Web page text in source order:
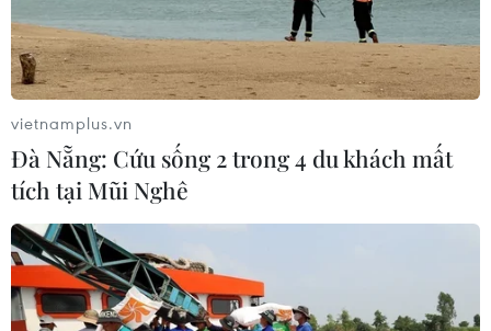
vietnamplus.vn
Đà Nẵng: Cứu sống 2 trong 4 du khách mất
tích tại Mũi Nghê